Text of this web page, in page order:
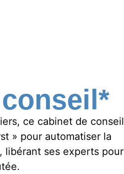
ce cabinet de conseil
» pour automatiser la
libérant ses experts pour